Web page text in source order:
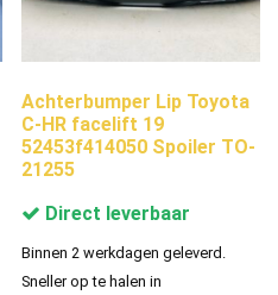
Achterbumper Lip Toyota
C-HR facelift 19
52453f414050 Spoiler TO-
21255
Direct leverbaar
Binnen 2 werkdagen geleverd.
Sneller op te halen in